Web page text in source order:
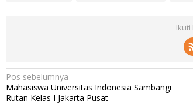
Ikuti
N
a
Pos sebelumnya
Mahasiswa Universitas Indonesia Sambangi
Rutan Kelas I Jakarta Pusat